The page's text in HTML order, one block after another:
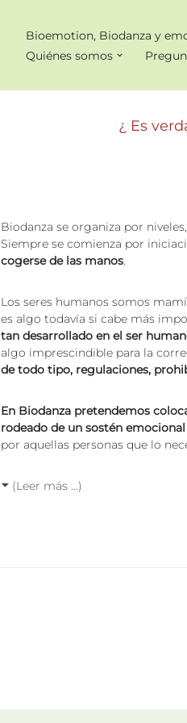
Bioemotion, Biodanza y
Quiénes somos
¿ Es
Biodanza se organiza por
Siempre se comienza por
cogerse de las manos.
Los seres humanos somos
es algo todavía si cabe más
tan desarrollado en el ser
algo imprescindible para la
de todo tipo, regulaciones,
En Biodanza pretendemos
rodeado de un sostén
por aquellas personas que lo
(Leer más ...)